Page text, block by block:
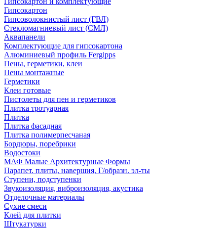
Гипсокартон
Гипсоволокнистый лист (ГВЛ)
Стекломагниевый лист (СМЛ)
Аквапанели
Комплектующие для гипсокартона
Алюминиевый профиль Fergipps
Пены, герметики, клеи
Пены монтажные
Герметики
Клеи готовые
Пистолеты для пен и герметиков
Плитка тротуарная
Плитка
Плитка фасадная
Плитка полимерпесчаная
Бордюры, поребрики
Водостоки
МАФ Малые Архитектурные Формы
Парапет. плиты, навершия, Г/образн. эл-ты
Ступени, подступенки
Звукоизоляция, виброизоляция, акустика
Отделочные материалы
Сухие смеси
Клей для плитки
Штукатурки